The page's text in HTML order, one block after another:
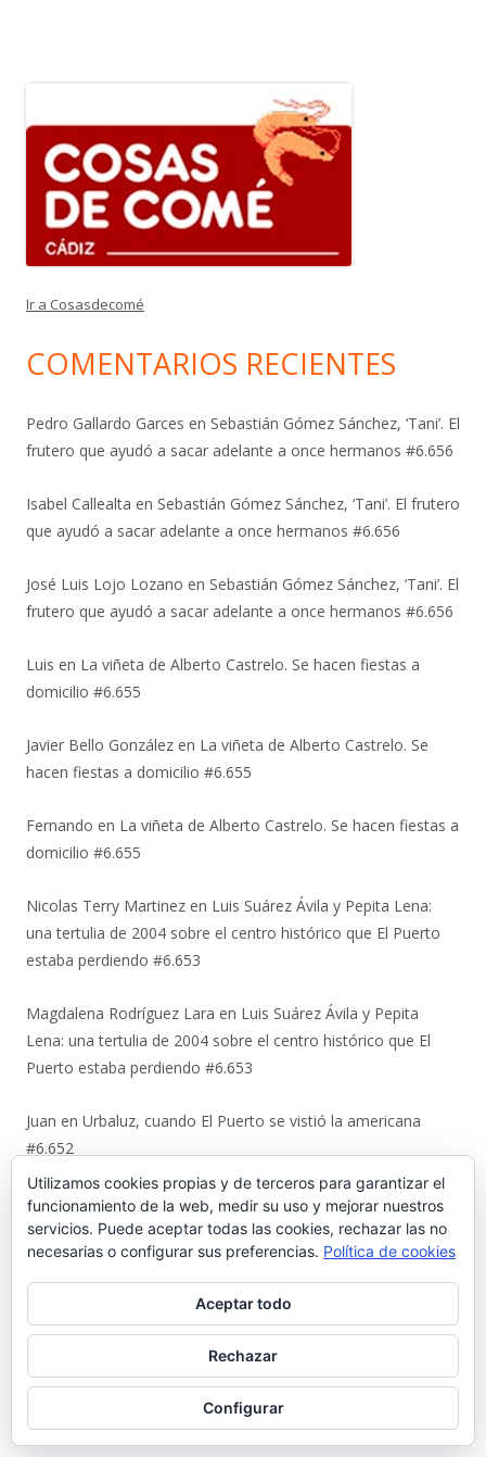
Ir a Cosasdecomé
COMENTARIOS RECIENTES
Pedro Gallardo Garces en Sebastián Gómez Sánchez, ‘Tani’. El
frutero que ayudó a sacar adelante a once hermanos #6.656
Isabel Callealta en Sebastián Gómez Sánchez, ‘Tani’. El frutero
que ayudó a sacar adelante a once hermanos #6.656
José Luis Lojo Lozano en Sebastián Gómez Sánchez, ‘Tani’. El
frutero que ayudó a sacar adelante a once hermanos #6.656
Luis en La viñeta de Alberto Castrelo. Se hacen fiestas a
domicilio #6.655
Javier Bello González en La viñeta de Alberto Castrelo. Se
hacen fiestas a domicilio #6.655
Fernando en La viñeta de Alberto Castrelo. Se hacen fiestas a
domicilio #6.655
Nicolas Terry Martinez en Luis Suárez Ávila y Pepita Lena:
una tertulia de 2004 sobre el centro histórico que El Puerto
estaba perdiendo #6.653
Magdalena Rodríguez Lara en Luis Suárez Ávila y Pepita
Lena: una tertulia de 2004 sobre el centro histórico que El
Puerto estaba perdiendo #6.653
Juan en Urbaluz, cuando El Puerto se vistió la americana
#6.652
Manuel Almisas AlbéndizenUno a uno: el cruel destino de los
jóvenes comunistas de El Puerto tras el golpe militar de 1936
(y II) #6.644
Los últimos coletazos de una enseñanza
basada en el miedo #6.651
José Antonio Cots RojasenLos últimos coletazos de una
enseñanza basada en el miedo #6.651
Utilizamos cookies propias y de terceros para garantizar el
funcionamiento de la web, medir su uso y mejorar nuestros
servicios. Puede aceptar todas las cookies, rechazar las no
necesarias o configurar sus preferencias. Política de cookies
Aceptar todo
Rechazar
Configurar